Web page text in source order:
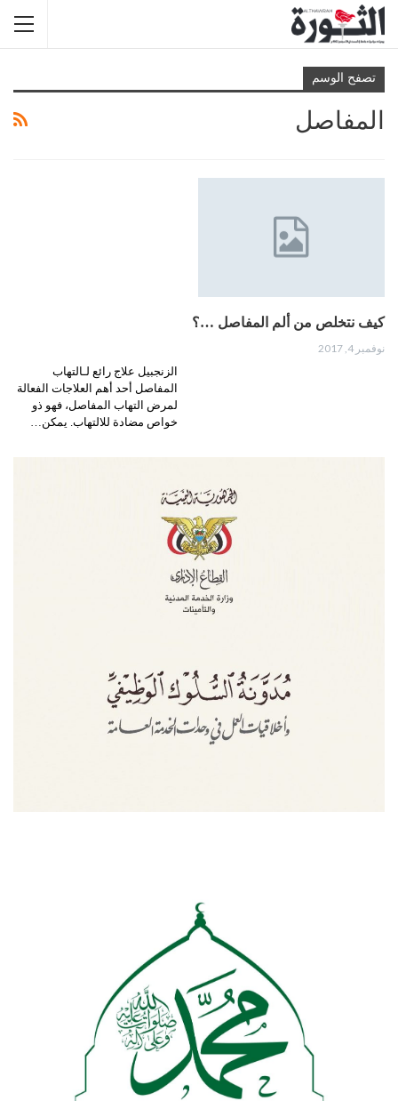
تصفح الوسم
المفاصل
كيف نتخلص من ألم المفاصل …؟
نوفمبر 4, 2017
الزنجبيل علاج رائع لـالتهاب
المفاصل أحد أهم العلاجات الفعالة
لمرض التهاب المفاصل، فهو ذو
خواص مضادة للالتهاب. يمكن…